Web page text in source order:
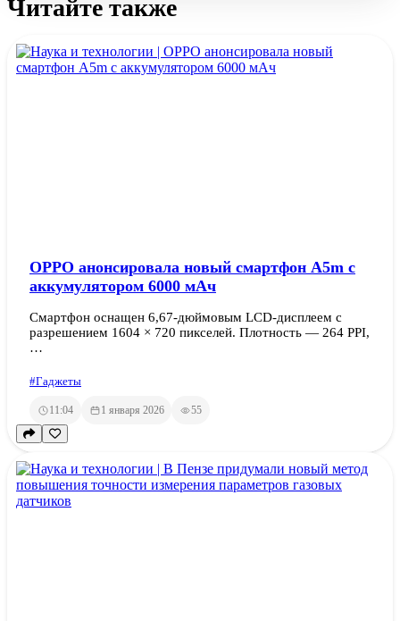
Читайте также
OPPO анонсировала новый смартфон A5m с
аккумулятором 6000 мАч
Смартфон оснащен 6,67-дюймовым LCD-дисплеем с
разрешением 1604 × 720 пикселей. Плотность — 264 PPI,
…
#Гаджеты
11:04 1 января 2026 55